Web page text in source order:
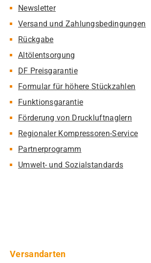
Newsletter
Versand und Zahlungsbedingungen
Rückgabe
Altölentsorgung
DF Preisgarantie
Formular für höhere Stückzahlen
Funktionsgarantie
Förderung von Druckluftnaglern
Regionaler Kompressoren-Service
Partnerprogramm
Umwelt- und Sozialstandards
Versandarten